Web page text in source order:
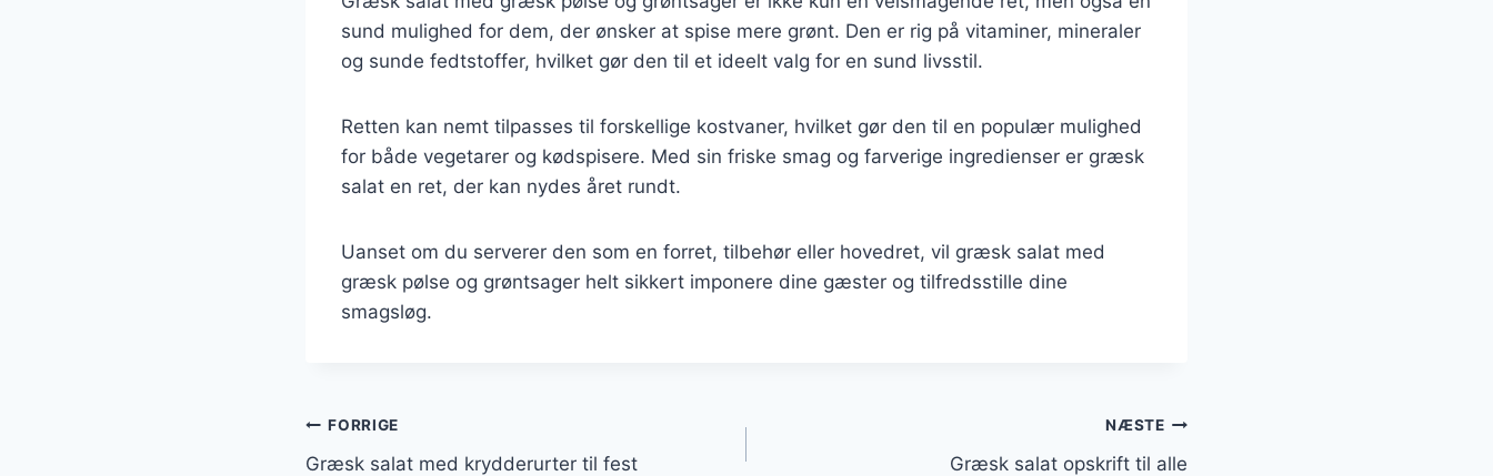
sund mulighed for dem, der ønsker at spise mere grønt. Den er rig på vitaminer, mineraler
og sunde fedtstoffer, hvilket gør den til et ideelt valg for en sund livsstil.
Retten kan nemt tilpasses til forskellige kostvaner, hvilket gør den til en populær mulighed
for både vegetarer og kødspisere. Med sin friske smag og farverige ingredienser er græsk
salat en ret, der kan nydes året rundt.
Uanset om du serverer den som en forret, tilbehør eller hovedret, vil græsk salat med
græsk pølse og grøntsager helt sikkert imponere dine gæster og tilfredsstille dine
smagsløg.
Indlægsnavigation
FORRIGE
Græsk salat med krydderurter til fest
NÆSTE
Græsk salat opskrift til alle